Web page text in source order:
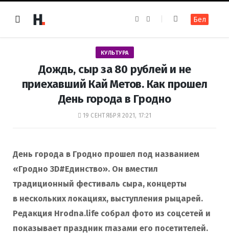
e
k
t
a
m
Бел
КУЛЬТУРА
Дождь, сыр за 80 рублей и не
приехавший Кай Метов. Как прошел
День города в Гродно
19 СЕНТЯБРЯ 2021, 17:21
День города в Гродно прошел под названием
«Гродно 3D#Единство». Он вместил
традиционный фестиваль сыра, концерты
в нескольких локациях, выступления рыцарей.
Редакция Hrodna.life собрал фото из соцсетей и
показывает праздник глазами его посетителей.